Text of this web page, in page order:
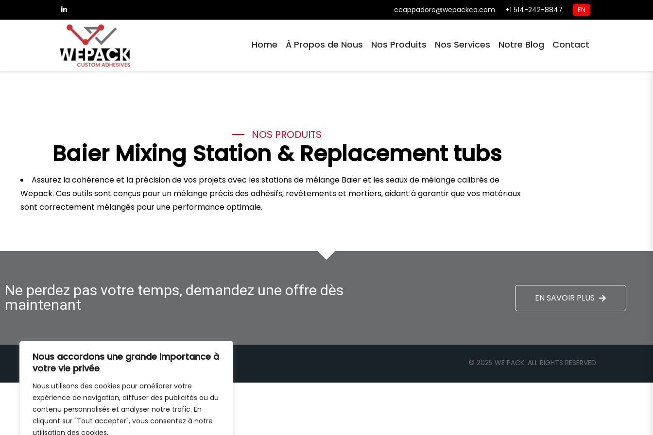
Nous accordons une grande importance à
votre vie privée
Nous utilisons des cookies pour améliorer votre
expérience de navigation, diffuser des publicités ou du
contenu personnalisés et analyser notre trafic. En
cliquant sur "Tout accepter", vous consentez à notre
utilisation des cookies.
ccappadoro@wepackca.com +1 514-242-8847 EN
Home À Propos de Nous Nos Produits Nos Services Notre Blog Contact
NOS PRODUITS
Baier Mixing Station & Replacement tubs
Assurez la cohérence et la précision de vos projets avec les stations de mélange Baier et les seaux de mélange calibrés de
Wepack. Ces outils sont conçus pour un mélange précis des adhésifs, revêtements et mortiers, aidant à garantir que vos matériaux
sont correctement mélangés pour une performance optimale.
Ne perdez pas votre temps, demandez une offre dès
maintenant
EN SAVOIR PLUS
POLITIQUE DE CONFIDENTIALITÉ © 2025 WE PACK. ALL RIGHTS RESERVED.